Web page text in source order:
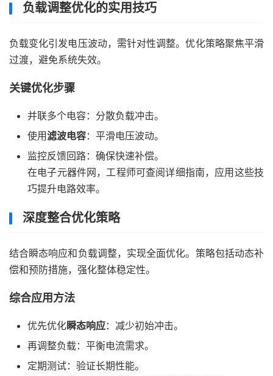
负载调整优化的实用技巧
负载变化引发电压波动，需针对性调整。优化策略聚焦平滑
过渡，避免系统失效。
关键优化步骤
并联多个电容：分散负载冲击。
使用滤波电容：平滑电压波动。
监控反馈回路：确保快速补偿。
在电子元器件网，工程师可查阅详细指南，应用这些技
巧提升电路效率。
深度整合优化策略
结合瞬态响应和负载调整，实现全面优化。策略包括动态补
偿和预防措施，强化整体稳定性。
综合应用方法
优先优化瞬态响应：减少初始冲击。
再调整负载：平衡电流需求。
定期测试：验证长期性能。